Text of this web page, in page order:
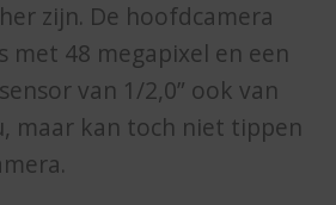
zijn. De hoofdcamera
met 48 megapixel en een
van 1/2,0” ook van
maar kan toch niet tippen